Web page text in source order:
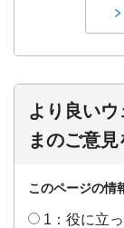
より良い
まのご意
このページの情
1：役に立